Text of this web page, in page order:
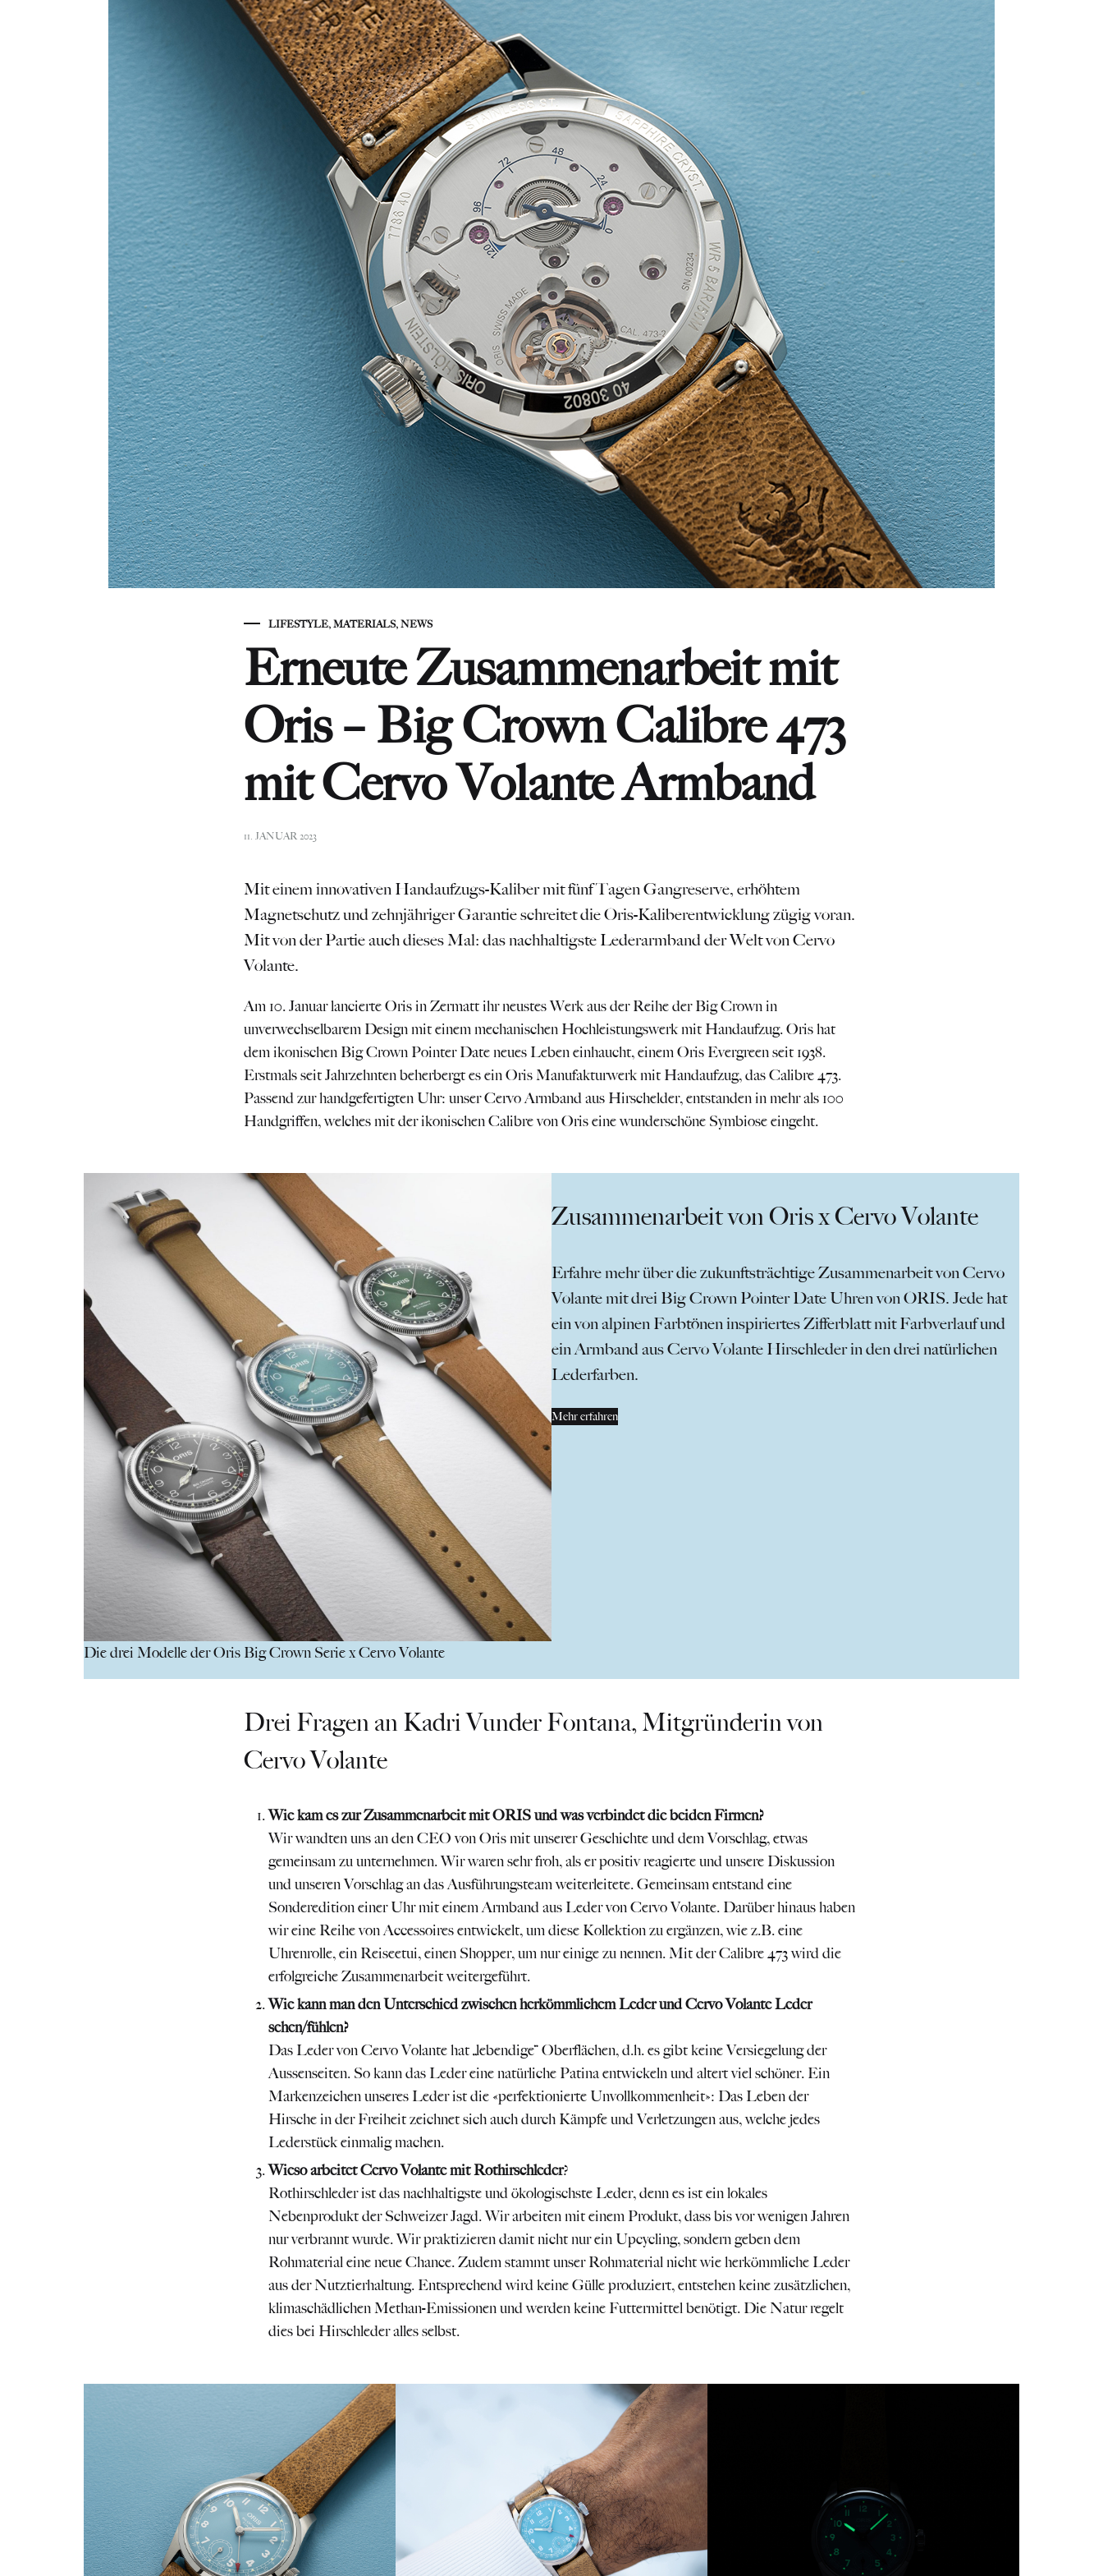
LIFESTYLE, MATERIALS, NEWS
Erneute Zusammenarbeit mit
Oris – Big Crown Calibre 473
mit Cervo Volante Armband
11. JANUAR 2023
Mit einem innovativen Handaufzugs-Kaliber mit fünf Tagen Gangreserve, erhöhtem
Magnetschutz und zehnjähriger Garantie schreitet die Oris-Kaliberentwicklung zügig voran.
Mit von der Partie auch dieses Mal: das nachhaltigste Lederarmband der Welt von Cervo
Volante.
Am 10. Januar lancierte Oris in Zermatt ihr neustes Werk aus der Reihe der Big Crown in
unverwechselbarem Design mit einem mechanischen Hochleistungswerk mit Handaufzug. Oris hat
dem ikonischen Big Crown Pointer Date neues Leben einhaucht, einem Oris Evergreen seit 1938.
Erstmals seit Jahrzehnten beherbergt es ein Oris Manufakturwerk mit Handaufzug, das Calibre 473.
Passend zur handgefertigten Uhr: unser Cervo Armband aus Hirschelder, entstanden in mehr als 100
Handgriffen, welches mit der ikonischen Calibre von Oris eine wunderschöne Symbiose eingeht.
Die drei Modelle der Oris Big Crown Serie x Cervo Volante
Zusammenarbeit von Oris x Cervo Volante
Erfahre mehr über die zukunftsträchtige Zusammenarbeit von Cervo
Volante mit drei Big Crown Pointer Date Uhren von ORIS. Jede hat
ein von alpinen Farbtönen inspiriertes Zifferblatt mit Farbverlauf und
ein Armband aus Cervo Volante Hirschleder in den drei natürlichen
Lederfarben.
Mehr erfahren
Drei Fragen an Kadri Vunder Fontana, Mitgründerin von
Cervo Volante
Wie kam es zur Zusammenarbeit mit ORIS und was verbindet die beiden Firmen?
Wir wandten uns an den CEO von Oris mit unserer Geschichte und dem Vorschlag, etwas
gemeinsam zu unternehmen. Wir waren sehr froh, als er positiv reagierte und unsere Diskussion
und unseren Vorschlag an das Ausführungsteam weiterleitete. Gemeinsam entstand eine
Sonderedition einer Uhr mit einem Armband aus Leder von Cervo Volante. Darüber hinaus haben
wir eine Reihe von Accessoires entwickelt, um diese Kollektion zu ergänzen, wie z.B. eine
Uhrenrolle, ein Reiseetui, einen Shopper, um nur einige zu nennen. Mit der Calibre 473 wird die
erfolgreiche Zusammenarbeit weitergeführt.
Wie kann man den Unterschied zwischen herkömmlichem Leder und Cervo Volante Leder
sehen/fühlen?
Das Leder von Cervo Volante hat „lebendige“ Oberflächen, d.h. es gibt keine Versiegelung der
Aussenseiten. So kann das Leder eine natürliche Patina entwickeln und altert viel schöner. Ein
Markenzeichen unseres Leder ist die «perfektionierte Unvollkommenheit»: Das Leben der
Hirsche in der Freiheit zeichnet sich auch durch Kämpfe und Verletzungen aus, welche jedes
Lederstück einmalig machen.
Wieso arbeitet Cervo Volante mit Rothirschleder?
Rothirschleder ist das nachhaltigste und ökologischste Leder, denn es ist ein lokales
Nebenprodukt der Schweizer Jagd. Wir arbeiten mit einem Produkt, dass bis vor wenigen Jahren
nur verbrannt wurde. Wir praktizieren damit nicht nur ein Upcycling, sondern geben dem
Rohmaterial eine neue Chance. Zudem stammt unser Rohmaterial nicht wie herkömmliche Leder
aus der Nutztierhaltung. Entsprechend wird keine Gülle produziert, entstehen keine zusätzlichen,
klimaschädlichen Methan-Emissionen und werden keine Futtermittel benötigt. Die Natur regelt
dies bei Hirschleder alles selbst.